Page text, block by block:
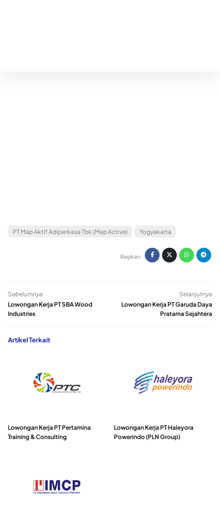
PT Map Aktif Adiperkasa Tbk (Map Active) Yogyakarta
Bagikan:
Sebelumnya
Lowongan Kerja PT SBA Wood
Industries
Selanjutnya
Lowongan Kerja PT Garuda Daya
Pratama Sejahtera
Artikel Terkait
Lowongan Kerja PT Pertamina
Training & Consulting
Lowongan Kerja PT Haleyora
Powerindo (PLN Group)